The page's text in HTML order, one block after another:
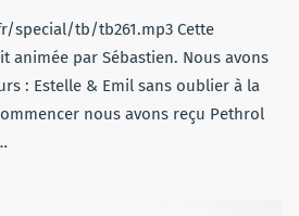
special/tb/tb261.mp3 Cette
animée par Sébastien. Nous avons
: Estelle & Emil sans oublier à la
nous avons reçu Pethrol